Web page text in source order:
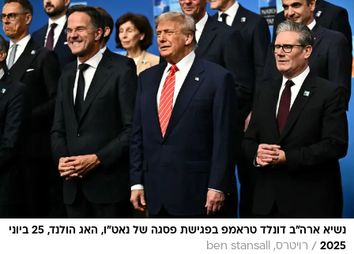
נשיא ארה"ב דונלד טראמפ בפגישת פסגה של נאט"ו, האג הולנד, 25 ביוני
2025
/ רויטרס, ben stansall